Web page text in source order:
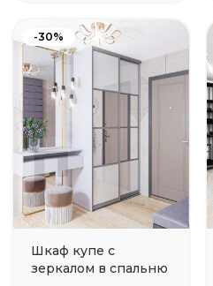
-30%
Шкаф купе с
зеркалом в спальню